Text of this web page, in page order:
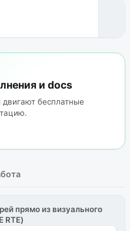
и docs
бесплатные
прямо из визуального
RTE)